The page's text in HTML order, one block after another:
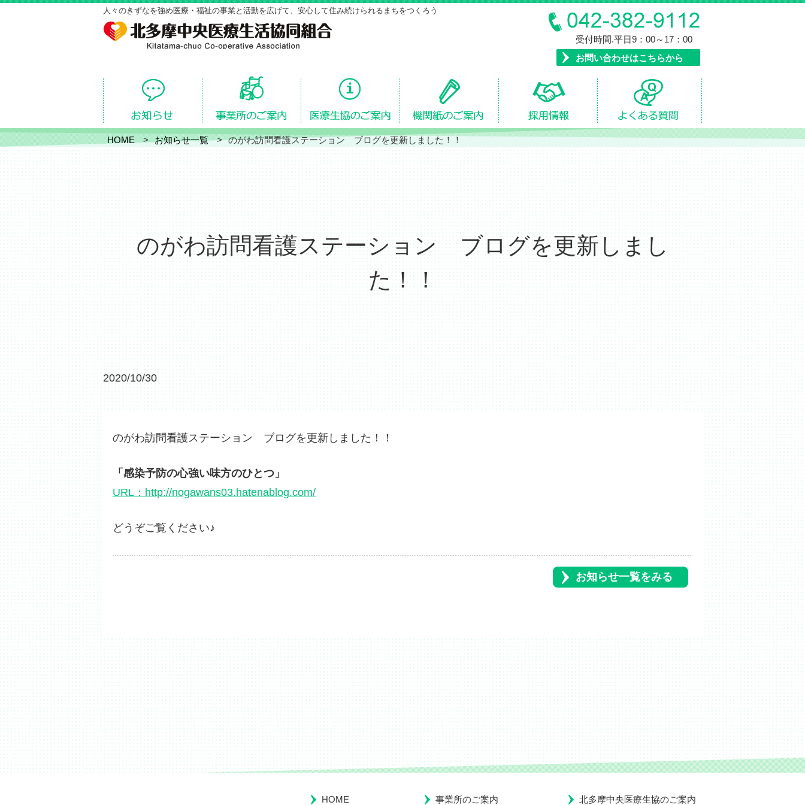
人々のきずなを強め医療・福祉の事業と活動を広げて、安心して住み続けられるまちをつくろう
受付時間.平日9：00～17：00
お問い合わせはこちらから
HOME お知らせ一覧 のがわ訪問看護ステーション ブログを更新しました！！
のがわ訪問看護ステーション ブログを更新しまし
た！！
2020/10/30
のがわ訪問看護ステーション ブログを更新しました！！
「感染予防の心強い味方のひとつ」
URL：http://nogawans03.hatenablog.com/
どうぞご覧ください♪
お知らせ一覧をみる
HOME 事業所のご案内 北多摩中央医療生協のご案内